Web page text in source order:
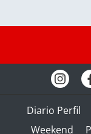
Diario Perfil
Weekend